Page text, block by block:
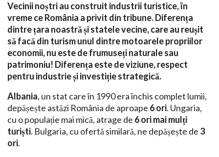
Vecinii noștri au construit industrii turistice, în
vreme ce România a privit din tribune. Diferența
dintre țara noastră și statele vecine, care au reușit
să facă din turism unul dintre motoarele propriilor
economii, nu este de frumuseți naturale sau
patrimoniu! Diferența este de viziune, respect
pentru industrie și investiție strategică.
Albania, un stat care în 1990 era închis complet lumii,
depășește astăzi România de aproape 6 ori. Ungaria,
cu o populație mai mică, atrage de 6 ori mai mulți
turiști. Bulgaria, cu ofertă similară, ne depășește de 3
ori.